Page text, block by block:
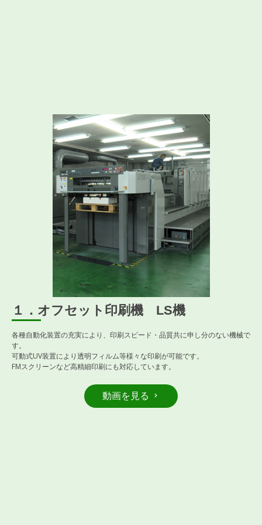
１．オフセット印刷機 LS機
各種自動化装置の充実により、印刷スピード・品質共に申し分のない機械で
す。
可動式UV装置により透明フィルム等様々な印刷が可能です。
FMスクリーンなど高精細印刷にも対応しています。
動画を見る